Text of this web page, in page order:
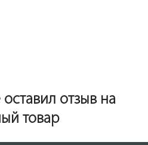
отзыв на
товар